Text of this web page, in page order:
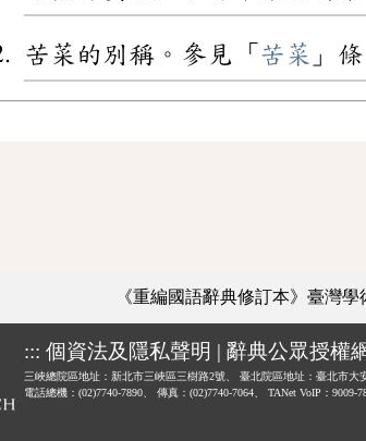
苦菜的別稱。參見「 苦菜 」條
《重編國語辭典修訂本》臺灣學
::: 個資法及隱私聲明 | 辭典公眾授權
三峽總院區地址：新北市三峽區三樹路2號、 臺北院區地址：臺北市大
電話總機：(02)7740-7890、
傳真：(02)7740-7064、 TANet VoIP：9009-